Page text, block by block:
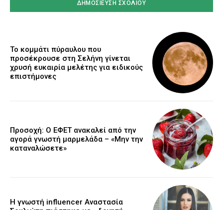
Το κομμάτι πύραυλου που
προσέκρουσε στη Σελήνη γίνεται
χρυσή ευκαιρία μελέτης για ειδικούς
επιστήμονες
Προσοχή: Ο ΕΦΕΤ ανακαλεί από την
αγορά γνωστή μαρμελάδα – «Μην την
καταναλώσετε»
Η γνωστή influencer Αναστασία